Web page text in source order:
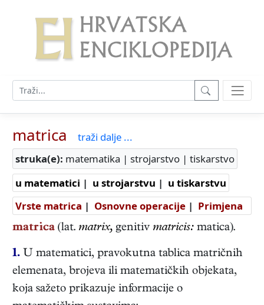
matrica
traži dalje ...
struka(e): matematika | strojarstvo | tiskarstvo
u matematici | u strojarstvu | u tiskarstvu
Vrste matrica | Osnovne operacije | Primjena
matrica (lat. matrix, genitiv matricis: matica).
1. U matematici, pravokutna tablica matričnih
elemenata, brojeva ili matematičkih objekata,
koja sažeto prikazuje informacije o